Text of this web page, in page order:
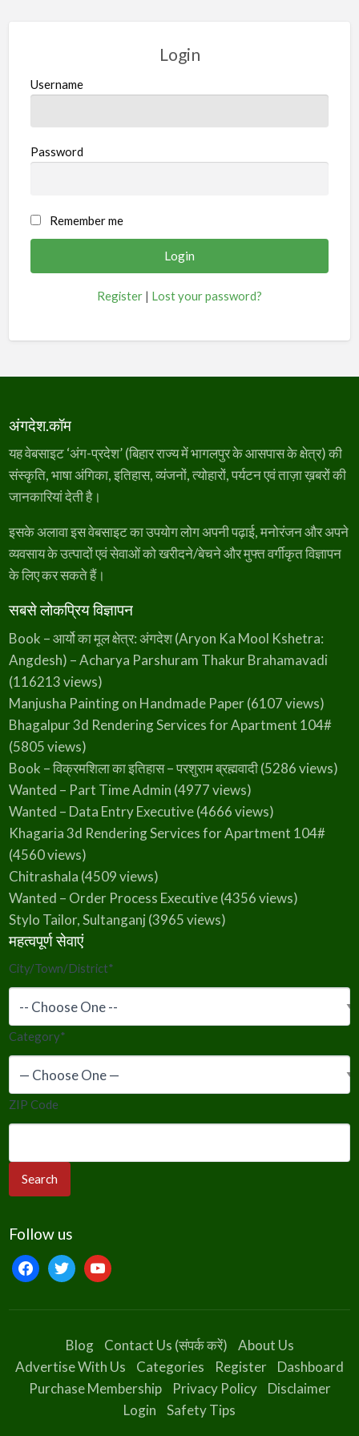
Login
Username
Password
Remember me
Register | Lost your password?
अंगदेश.कॉम
यह वेबसाइट ‘अंग-प्रदेश’ (बिहार राज्य में भागलपुर के आसपास के क्षेत्र) की
संस्कृति, भाषा अंगिका, इतिहास, व्यंजनों, त्योहारों, पर्यटन एवं ताज़ा ख़बरों की
जानकारियां देती है।
इसके अलावा इस वेबसाइट का उपयोग लोग अपनी पढ़ाई, मनोरंजन और अपने
व्यवसाय के उत्पादों एवं सेवाओं को खरीदने/बेचने और मुफ्त वर्गीकृत विज्ञापन
के लिए कर सकते हैं।
सबसे लोकप्रिय विज्ञापन
Book – आर्यो का मूल क्षेत्र: अंगदेश (Aryon Ka Mool Kshetra:
Angdesh) – Acharya Parshuram Thakur Brahamavadi
(116213 views)
Manjusha Painting on Handmade Paper(6107 views)
Bhagalpur 3d Rendering Services for Apartment 104#
(5805 views)
Book – विक्रमशिला का इतिहास – परशुराम ब्रह्मवादी(5286 views)
Wanted – Part Time Admin (4977 views)
Wanted – Data Entry Executive(4666 views)
Khagaria 3d Rendering Services for Apartment 104#
(4560 views)
Chitrashala (4509 views)
Wanted – Order Process Executive(4356 views)
Stylo Tailor, Sultanganj (3965 views)
महत्वपूर्ण सेवाएं
City/Town/District*
Category*
ZIP Code
Follow us
facebooktwitteryoutube
Blog Contact Us (संपर्क करें)
About Us
Advertise With Us
Categories Register
Dashboard
Purchase Membership
Privacy Policy
Disclaimer
Login
Safety Tips